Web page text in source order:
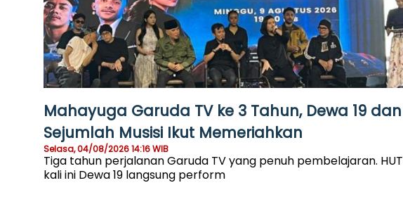
Mahayuga Garuda TV ke 3 Tahun, Dewa 19 dan
Sejumlah Musisi Ikut Memeriahkan
Selasa, 04/08/2026 14:16 WIB
Tiga tahun perjalanan Garuda TV yang penuh pembelajaran. HUT
kali ini Dewa 19 langsung perform